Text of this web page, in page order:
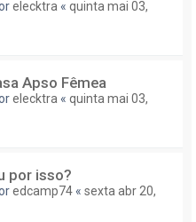
elecktra « quinta mai 03,
Apso Fêmea
elecktra « quinta mai 03,
por isso?
edcamp74 « sexta abr 20,